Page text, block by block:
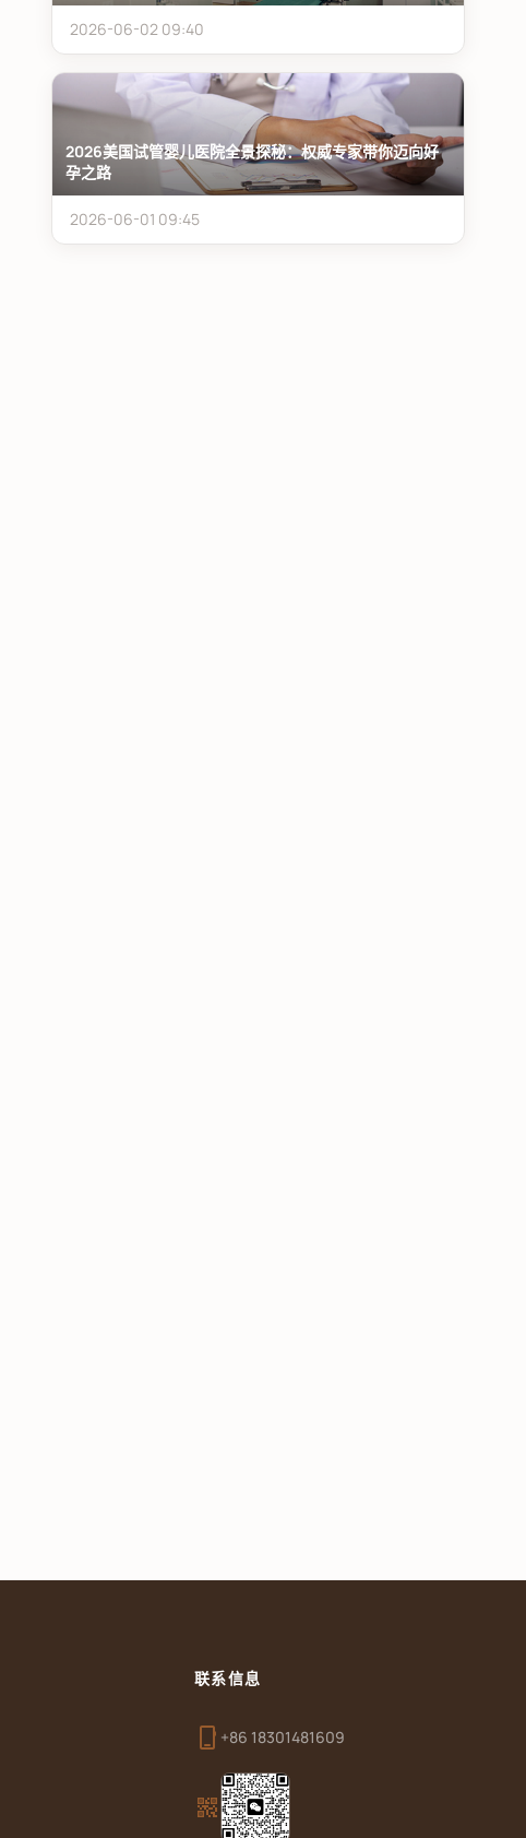
2026-06-02 09:40
2026美国试管婴儿医院全景探秘：权威专家带你迈向好
孕之路
2026-06-01 09:45
联系信息
phone_iphone +86 18301481609
qr_code_2